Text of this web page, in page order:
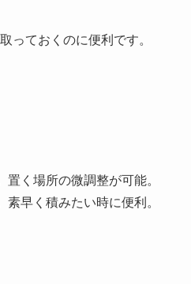
っておくのに便利です。
く場所の微調整が可能。
早く積みたい時に便利。